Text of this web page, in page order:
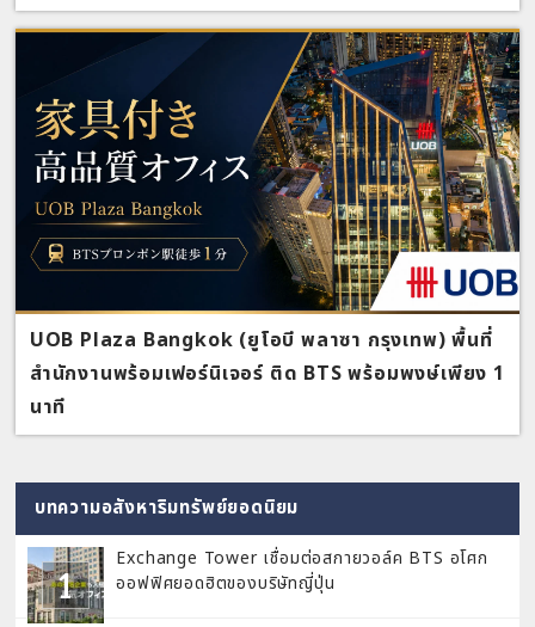
UOB Plaza Bangkok (ยูโอบี พลาซา กรุงเทพ) พื้นที่
สำนักงานพร้อมเฟอร์นิเจอร์ ติด BTS พร้อมพงษ์เพียง 1
นาที
บทความอสังหาริมทรัพย์ยอดนิยม
Exchange Tower เชื่อมต่อสกายวอล์ค BTS อโศก
ออฟฟิศยอดฮิตของบริษัทญี่ปุ่น